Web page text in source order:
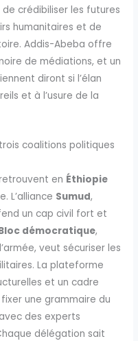
crédibiliser les futures
humanitaires et de
Addis-Abeba offre
de médiations, et un
diront si l’élan
et à l’usure de la
coalitions politiques
en Éthiopie
L’alliance Sumud,
un cap civil fort et
démocratique,
veut sécuriser les
La plateforme
et un cadre
une grammaire du
des experts
délégation sait